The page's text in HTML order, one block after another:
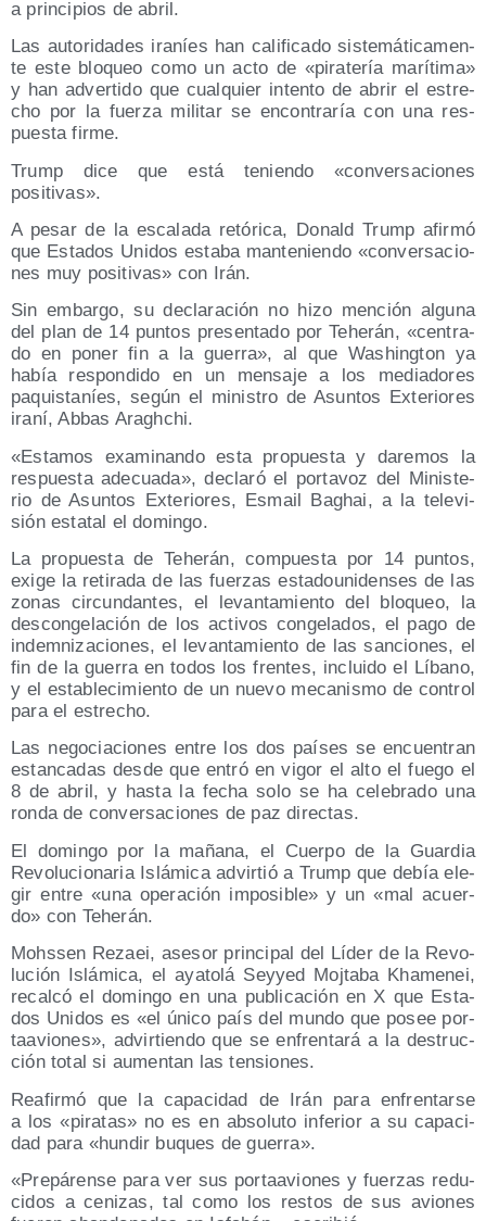
a prin­ci­pios de abril.
Las auto­ri­da­des ira­níes han cali­fi­ca­do sis­te­má­ti­ca­men­
te este blo­queo como un acto de «pira­te­ría marí­ti­ma»
y han adver­ti­do que cual­quier inten­to de abrir el estre­
cho por la fuer­za mili­tar se encon­tra­ría con una res­
pues­ta firme.
Trump dice que está tenien­do «con­ver­sa­cio­nes
positivas».
A pesar de la esca­la­da retó­ri­ca, Donald Trump afir­mó
que Esta­dos Uni­dos esta­ba man­te­nien­do «con­ver­sa­cio­
nes muy posi­ti­vas» con Irán.
Sin embar­go, su decla­ra­ción no hizo men­ción algu­na
del plan de 14 pun­tos pre­sen­ta­do por Tehe­rán, «cen­tra­
do en poner fin a la gue­rra», al que Washing­ton ya
había res­pon­di­do en un men­sa­je a los media­do­res
paquis­ta­níes, según el minis­tro de Asun­tos Exte­rio­res
ira­ní, Abbas Araghchi.
«Esta­mos exa­mi­nan­do esta pro­pues­ta y dare­mos la
res­pues­ta ade­cua­da», decla­ró el por­ta­voz del Minis­te­
rio de Asun­tos Exte­rio­res, Esmail Baghai, a la tele­vi­
sión esta­tal el domingo.
La pro­pues­ta de Tehe­rán, com­pues­ta por 14 pun­tos,
exi­ge la reti­ra­da de las fuer­zas esta­dou­ni­den­ses de las
zonas cir­cun­dan­tes, el levan­ta­mien­to del blo­queo, la
des­con­ge­la­ción de los acti­vos con­ge­la­dos, el pago de
indem­ni­za­cio­nes, el levan­ta­mien­to de las san­cio­nes, el
fin de la gue­rra en todos los fren­tes, inclui­do el Líbano,
y el esta­ble­ci­mien­to de un nue­vo meca­nis­mo de con­trol
para el estrecho.
Las nego­cia­cio­nes entre los dos paí­ses se encuen­tran
estan­ca­das des­de que entró en vigor el alto el fue­go el
8 de abril, y has­ta la fecha solo se ha cele­bra­do una
ron­da de con­ver­sa­cio­nes de paz directas.
El domin­go por la maña­na, el Cuer­po de la Guar­dia
Revo­lu­cio­na­ria Islá­mi­ca advir­tió a Trump que debía ele­
gir entre «una ope­ra­ción impo­si­ble» y un «mal acuer­
do» con Teherán.
Mohs­sen Rezaei, ase­sor prin­ci­pal del Líder de la Revo­
lu­ción Islá­mi­ca, el aya­to­lá Sey­yed Moj­ta­ba Kha­me­nei,
recal­có el domin­go en una publi­ca­ción en X que Esta­
dos Uni­dos es «el úni­co país del mun­do que posee por­
ta­avio­nes», advir­tien­do que se enfren­ta­rá a la des­truc­
ción total si aumen­tan las tensiones.
Reafir­mó que la capa­ci­dad de Irán para enfren­tar­se
a los «pira­tas» no es en abso­lu­to infe­rior a su capa­ci­
dad para «hun­dir buques de guerra».
«Pre­pá­ren­se para ver sus por­ta­avio­nes y fuer­zas redu­
ci­dos a ceni­zas, tal como los res­tos de sus avio­nes